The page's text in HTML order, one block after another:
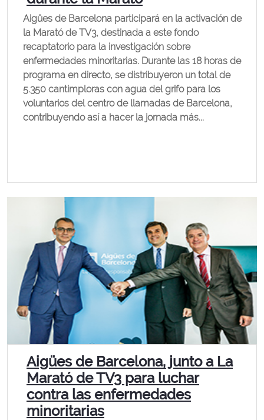
Aigües de Barcelona participará en la activación de
la Marató de TV3, destinada a este fondo
recaptatorio para la investigación sobre
enfermedades minoritarias. Durante las 18 horas de
programa en directo, se distribuyeron un total de
5.350 cantimploras con agua del grifo para los
voluntarios del centro de llamadas de Barcelona, ​​
contribuyendo así a hacer la jornada más...
Aigües de Barcelona, junto a La
Marató de TV3 para luchar
contra las enfermedades
minoritarias